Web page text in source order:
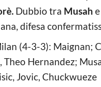
Dubbio tra Musah e
difesa
(4-3-3): Maignan;
Theo Hernandez;
Jovic, Chuckwueze